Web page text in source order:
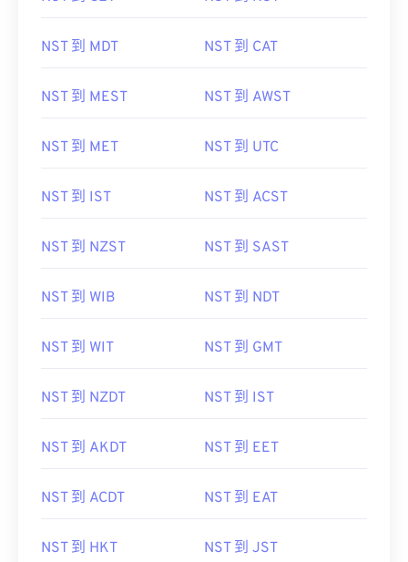
NST 到 MDT NST 到 CAT
NST 到 MEST NST 到 AWST
NST 到 MET NST 到 UTC
NST 到 IST NST 到 ACST
NST 到 NZST NST 到 SAST
NST 到 WIB NST 到 NDT
NST 到 WIT NST 到 GMT
NST 到 NZDT NST 到 IST
NST 到 AKDT NST 到 EET
NST 到 ACDT NST 到 EAT
NST 到 HKT NST 到 JST